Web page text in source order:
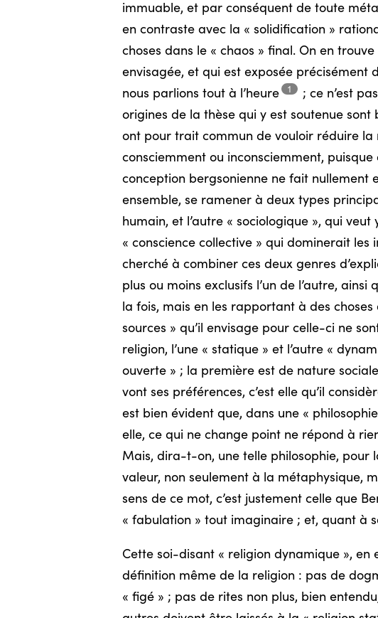
immuable, et par conséquent de toute
en contraste avec la « solidification »
choses dans le « chaos » final. On en
envisagée, et qui est exposée
nous parlions tout à l’heure 1 ; ce n’est
origines de la thèse qui y est soutenue
ont pour trait commun de vouloir réduire la
consciemment ou inconsciemment,
conception bergsonienne ne fait nullement
ensemble, se ramener à deux types
humain, et l’autre « sociologique », qui
« conscience collective » qui dominerait les
cherché à combiner ces deux genres
plus ou moins exclusifs l’un de l’autre,
la fois, mais en les rapportant à des
sources » qu’il envisage pour celle-ci ne
religion, l’une « statique » et l’autre «
ouverte » ; la première est de nature
vont ses préférences, c’est elle qu’il
est bien évident que, dans une «
elle, ce qui ne change point ne répond à
Mais, dira-t-on, une telle philosophie, pour
valeur, non seulement à la métaphysique,
sens de ce mot, c’est justement celle que
« fabulation » tout imaginaire ; et, quant à
Cette soi-disant « religion dynamique »,
définition même de la religion : pas de
« figé » ; pas de rites non plus, bien